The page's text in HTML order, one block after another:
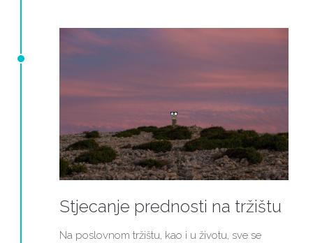
Stjecanje prednosti na tržištu
Na poslovnom tržištu, kao i u životu, sve se